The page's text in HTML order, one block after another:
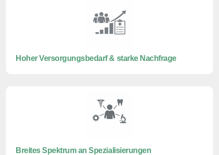
Hoher Versorgungsbedarf & starke Nachfrage
Breites Spektrum an Spezialisierungen